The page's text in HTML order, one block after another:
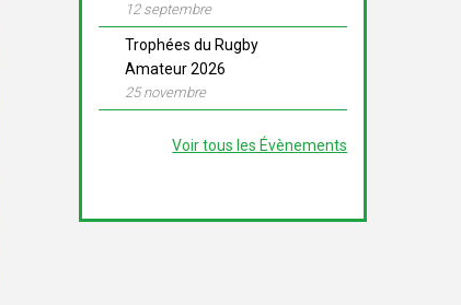
12 septembre
Trophées du Rugby
Amateur 2026
25 novembre
Voir tous les Évènements